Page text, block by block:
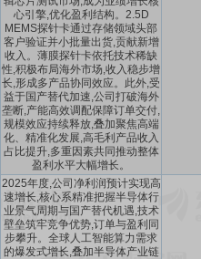
心引擎,优化盈利结构。2.5D
MEMS探针卡通过存储领域头部
客户验证并小批量出货,贡献新增
收入。薄膜探针卡依托技术稀缺
性,积极布局海外市场,收入稳步增
长,形成多产品协同效应。此外,受
益于国产替代加速,公司打破海外
垄断,产能高效调配保障订单交付,
规模效应持续释放,叠加聚焦高端
化、精准化发展,高毛利产品收入
占比提升,多重因素共同推动整体
盈利水平大幅增长。
2025年度,公司净利润预计实现高
速增长,核心系精准把握半导体行
业景气周期与国产替代机遇,技术
壁垒筑牢竞争优势,订单与盈利同
步攀升。全球人工智能算力需求
的爆发式增长,叠加半导体产业链